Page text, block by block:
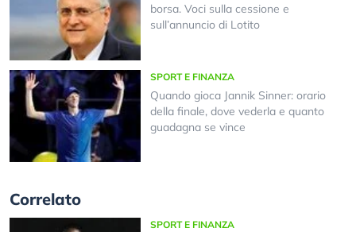
borsa. Voci sulla cessione e
sull’annuncio di Lotito
SPORT E FINANZA
Quando gioca Jannik Sinner: orario
della finale, dove vederla e quanto
guadagna se vince
Correlato
SPORT E FINANZA